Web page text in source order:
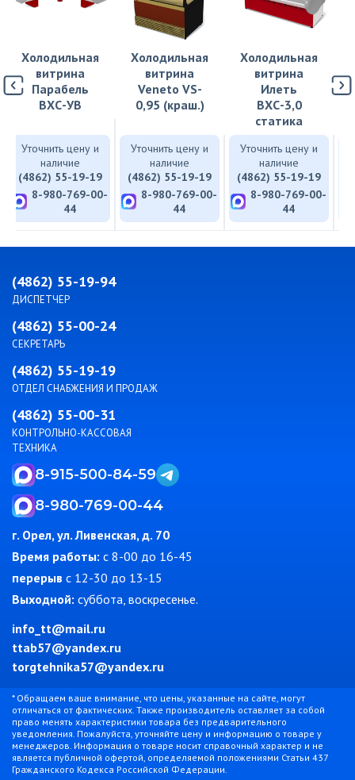
Холодильная
витрина
Парабель
ВХС-УВ
Уточнить цену и
наличие
(4862) 55-19-19
8-980-769-00-
44
Холодильная
витрина
Veneto VS-
0,95 (краш.)
Уточнить цену и
наличие
(4862) 55-19-19
8-980-769-00-
44
Холодильная
витрина
Илеть
ВХС-3,0
статика
Уточнить цену и
наличие
(4862) 55-19-19
8-980-769-00-
44
(4862) 55-19-94
ДИСПЕТЧЕР
(4862) 55-00-24
СЕКРЕТАРЬ
(4862) 55-19-19
ОТДЕЛ СНАБЖЕНИЯ И ПРОДАЖ
(4862) 55-00-31
КОНТРОЛЬНО-КАССОВАЯ
ТЕХНИКА
8-915-500-84-59
8-980-769-00-44
г. Орел, ул. Ливенская, д. 70
Время работы: c 8-00 до 16-45
перерыв с 12-30 до 13-15
Выходной: суббота, воскресенье.
info_tt@mail.ru
ttab57@yandex.ru
torgtehnika57@yandex.ru
* Обращаем ваше внимание, что цены, указанные на сайте, могут
отличаться от фактических. Также производитель оставляет за собой
право менять характеристики товара без предварительного
уведомления. Пожалуйста, уточняйте цену и информацию о товаре у
менеджеров. Информация о товаре носит справочный характер и не
является публичной офертой, определяемой положениями Статьи 437
Гражданского Кодекса Российской Федерации.